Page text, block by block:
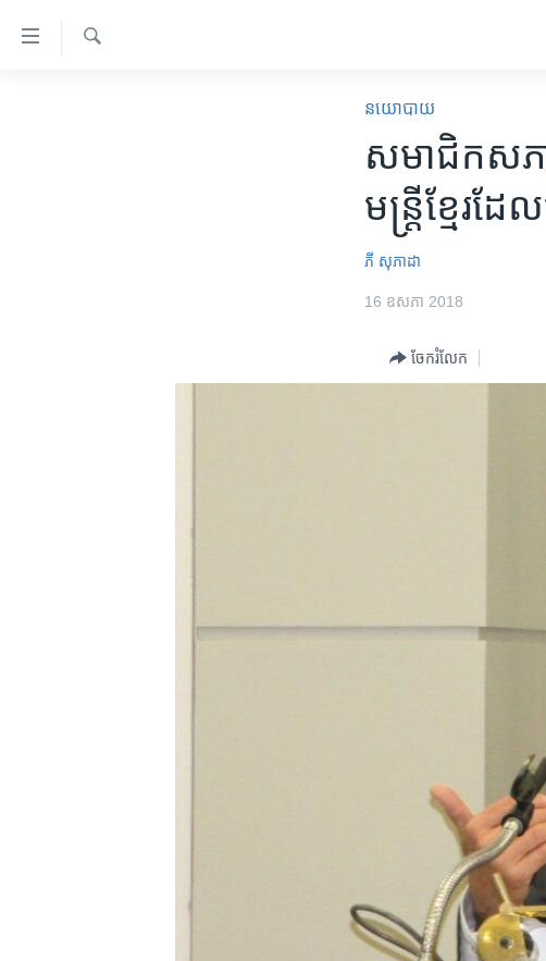
ទៅ​
នយោបាយ
សមាជិក​សភា​
មន្ត្រី​ខ្មែរ​ដ
ភី សុភាដា
16 ឧសភា 2018
ចែករំលែក